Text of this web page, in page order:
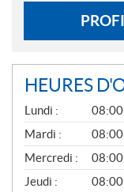
HEURES
G
É
N
É
R
A
L
Lundi :
Mardi :
Mercredi :
Jeudi :